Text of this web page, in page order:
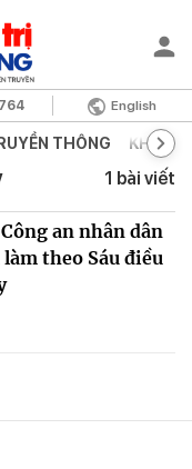
English
THÔNG KHOA
1 bài viết
an nhân dân
làm theo Sáu điều